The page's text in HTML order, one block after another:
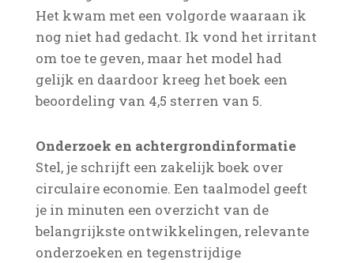
Het kwam met een volgorde waaraan ik
nog niet had gedacht. Ik vond het irritant
om toe te geven, maar het model had
gelijk en daardoor kreeg het boek een
beoordeling van 4,5 sterren van 5.
Onderzoek en achtergrondinformatie
Stel, je schrijft een zakelijk boek over
circulaire economie. Een taalmodel geeft
je in minuten een overzicht van de
belangrijkste ontwikkelingen, relevante
onderzoeken en tegenstrijdige